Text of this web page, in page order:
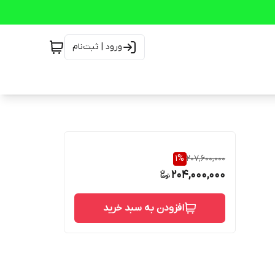
ورود | ثبت‌نام
207,600,000
1%
204,000,000
افزودن به سبد خرید